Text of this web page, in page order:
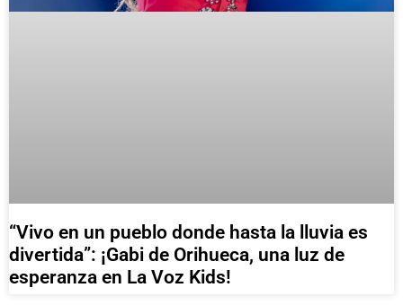
“Vivo en un pueblo donde hasta la lluvia es
divertida”: ¡Gabi de Orihueca, una luz de
esperanza en La Voz Kids!